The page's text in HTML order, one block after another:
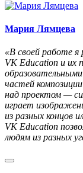
Мария Лямцева
«В своей работе
VK Education и их
частей
над проектом —
играет
из разных концов
VK Education
людям из разных